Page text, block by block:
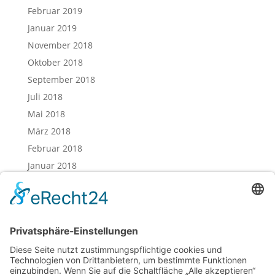
Februar 2019
Januar 2019
November 2018
Oktober 2018
September 2018
Juli 2018
Mai 2018
März 2018
Februar 2018
Januar 2018
November 2017
August 2017
Juli 2017
Juni 2017